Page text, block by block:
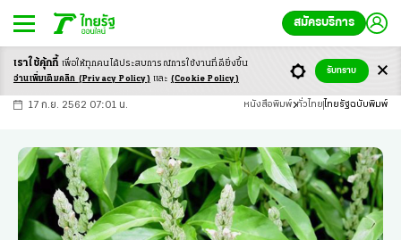
สมัครบริการ
-ก ก ก+
17 ก.ย. 2562 07:01 น. หนังสือพิมพ์ ทั่วไทย ไทยรัฐฉบับพิมพ์
เราใช้คุ้กกี้ เพื่อให้ทุกคนได้ประสบการณ์การใช้งานที่ดียิ่งขึ้น
อ่านเพิ่มเติมคลิก (Privacy Policy) และ (Cookie Policy)
รับทราบ